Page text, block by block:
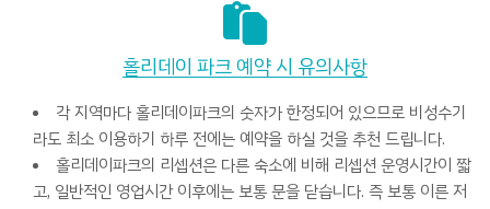
홀리데이 파크 예약 시 유의사항
각 지역마다 홀리데이파크의 숫자가 한정되어 있으므로 비성수기
라도 최소 이용하기 하루 전에는 예약을 하실 것을 추천 드립니다.
홀리데이파크의 리셉션은 다른 숙소에 비해 리셉션 운영시간이 짧
고, 일반적인 영업시간 이후에는 보통 문을 닫습니다. 즉 보통 이른 저